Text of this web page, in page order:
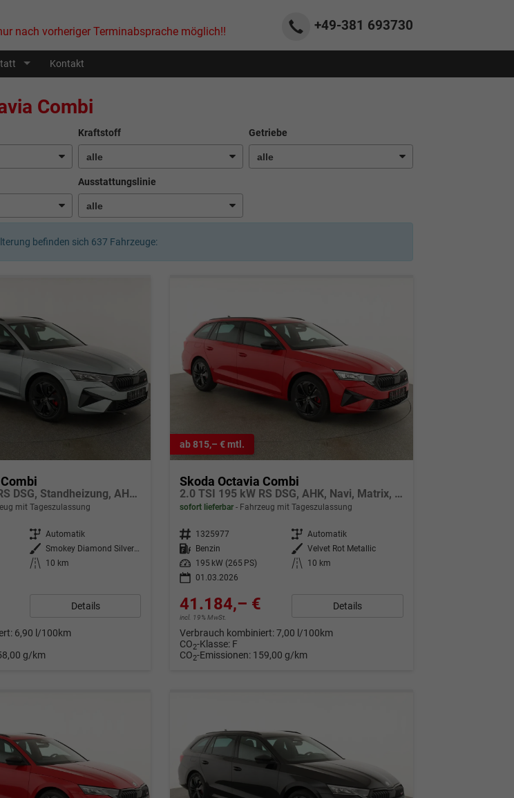
+49-381 693730
nach vorheriger Terminabsprache möglich!!
Kontakt
Combi
Kraftstoff Getriebe
Ausstattungslinie
befinden sich 637 Fahrzeuge:
2.0 TSI 195 kW RS DSG, Standheizung, AHK, Navi, Matrix, Side, Winter, 5 J.-Garantie
mit Tageszulassung
Getriebe Automatik
Außenfarbe
Smokey Diamond Silver Metallic
Kilometerstand
10 km
Details
6,90 l/100km
g/km
ab 815,– € mtl.
Skoda Octavia Combi
2.0 TSI 195 kW RS DSG, AHK, Navi, Matrix, Canton, Side, Winter, 5 J.-Garantie
sofort lieferbar Fahrzeug mit Tageszulassung
Fahrzeugnr. 1325977 Getriebe Automatik
Kraftstoff
Benzin Außenfarbe Velvet Rot Metallic
Leistung
195 kW (265 PS) Kilometerstand
10 km
01.03.2026
41.184,– €
incl. 19% MwSt.
Details
Verbrauch kombiniert:7,00 l/100km
CO2-Klasse: F
CO2-Emissionen: 159,00 g/km